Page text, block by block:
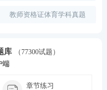
教师资格证体育学科真题
库
（77300试题）
端
章节练习